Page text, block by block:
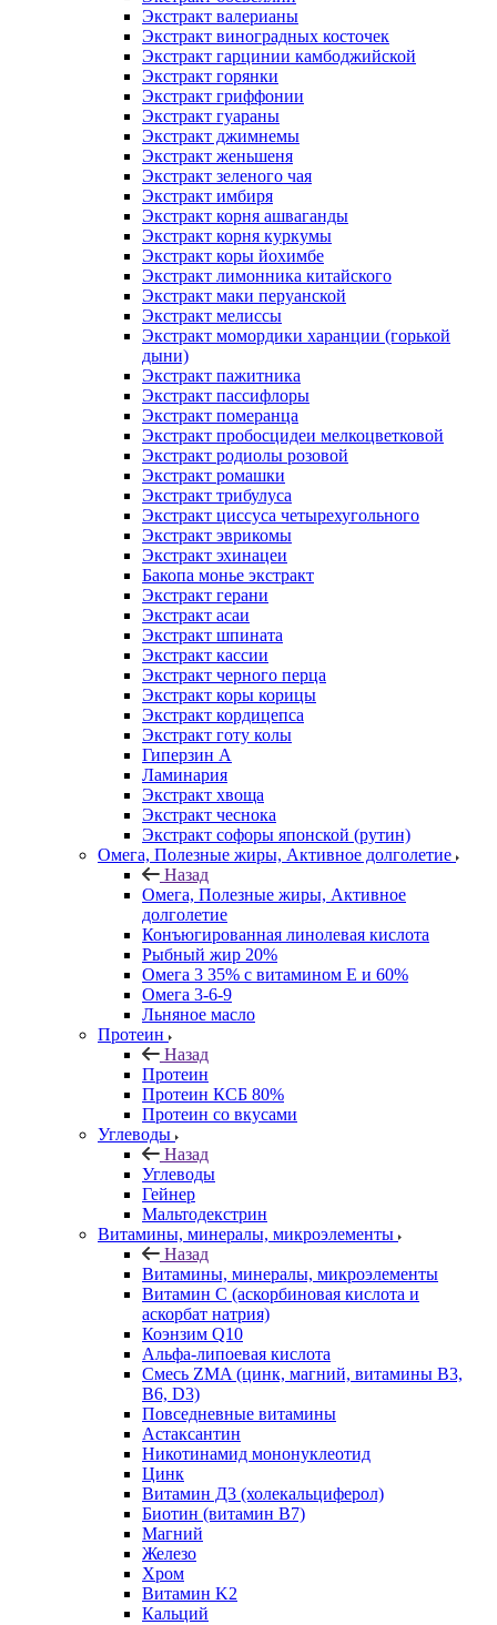
Экстракт валерианы
Экстракт виноградных косточек
Экстракт гарцинии камбоджийской
Экстракт горянки
Экстракт гриффонии
Экстракт гуараны
Экстракт джимнемы
Экстракт женьшеня
Экстракт зеленого чая
Экстракт имбиря
Экстракт корня ашваганды
Экстракт корня куркумы
Экстракт коры йохимбе
Экстракт лимонника китайского
Экстракт маки перуанской
Экстракт мелиссы
Экстракт момордики харанции (горькой
дыни)
Экстракт пажитника
Экстракт пассифлоры
Экстракт померанца
Экстракт пробосцидеи мелкоцветковой
Экстракт родиолы розовой
Экстракт ромашки
Экстракт трибулуса
Экстракт циссуса четырехугольного
Экстракт эврикомы
Экстракт эхинацеи
Бакопа монье экстракт
Экстракт герани
Экстракт асаи
Экстракт шпината
Экстракт кассии
Экстракт черного перца
Экстракт коры корицы
Экстракт кордицепса
Экстракт готу колы
Гиперзин А
Ламинария
Экстракт хвоща
Экстракт чеснока
Экстракт софоры японской (рутин)
Омега, Полезные жиры, Активное долголетие
Назад
Омега, Полезные жиры, Активное
долголетие
Конъюгированная линолевая кислота
Рыбный жир 20%
Омега 3 35% с витамином Е и 60%
Омега 3-6-9
Льняное масло
Протеин
Назад
Протеин
Протеин КСБ 80%
Протеин со вкусами
Углеводы
Назад
Углеводы
Гейнер
Мальтодекстрин
Витамины, минералы, микроэлементы
Назад
Витамины, минералы, микроэлементы
Витамин C (аскорбиновая кислота и
аскорбат натрия)
Коэнзим Q10
Альфа-липоевая кислота
Смесь ZMA (цинк, магний, витамины B3,
B6, D3)
Повседневные витамины
Астаксантин
Никотинамид мононуклеотид
Цинк
Витамин Д3 (холекальциферол)
Биотин (витамин B7)
Магний
Железо
Хром
Витамин K2
Кальций